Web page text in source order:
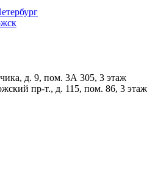
д. 9, пом. 3А 305, 3 этаж
пр-т., д. 115, пом. 86, 3 этаж